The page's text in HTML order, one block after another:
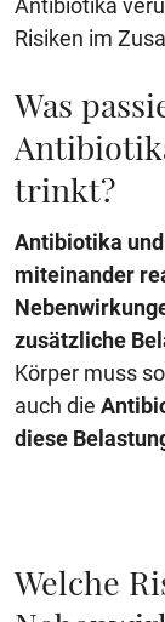
Antibiotika
Risiken im
Was
trinkt?
Antibiotika
miteinander
zusätzliche
Körper muss
auch die
diese
Welche